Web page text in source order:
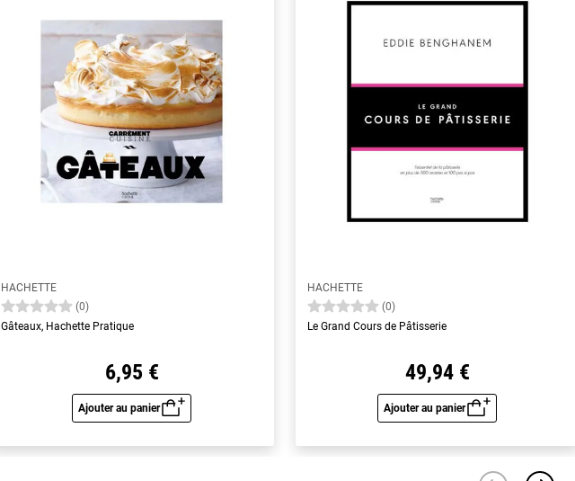
HACHETTE
(0)
Gâteaux, Hachette Pratique
6,95 €
Ajouter au panier
Aperçu rapide
HACHETTE
(0)
Le Grand Cours de Pâtisserie
49,94 €
Ajouter au panier
Aperçu rapide